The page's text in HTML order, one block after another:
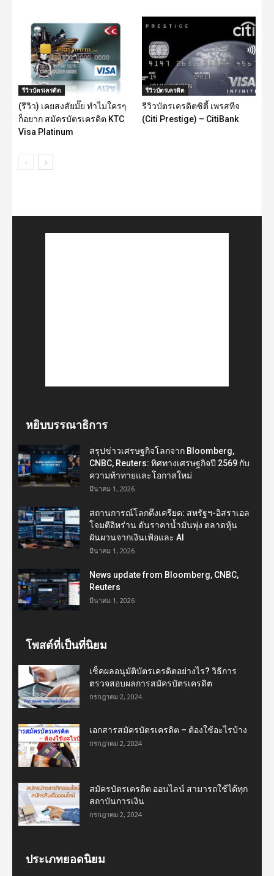
รีวิวบัตรเครดิต
(รีวิว) เคยสงสัยมั๊ย ทำไมใครๆ
ก็อยาก สมัครบัตรเครดิต KTC
Visa Platinum
รีวิวบัตรเครดิต
รีวิวบัตรเครดิตซิตี้ เพรสทีจ
(Citi Prestige) – CitiBank
หยิบบรรณาธิการ
สรุปข่าวเศรษฐกิจโลกจาก Bloomberg,
CNBC, Reuters: ทิศทางเศรษฐกิจปี 2569 กับ
ความท้าทายและโอกาสใหม่
มีนาคม 1, 2026
สถานการณ์โลกตึงเครียด: สหรัฐฯ-อิสราเอล
โจมตีอิหร่าน ดันราคาน้ำมันพุ่ง ตลาดหุ้น
ผันผวนจากเงินเฟ้อและ AI
มีนาคม 1, 2026
News update from Bloomberg, CNBC,
Reuters
มีนาคม 1, 2026
โพสต์ที่เป็นที่นิยม
เช็คผลอนุมัติบัตรเครดิตอย่างไร? วิธีการ
ตรวจสอบผลการสมัครบัตรเครดิต
กรกฎาคม 2, 2024
เอกสารสมัครบัตรเครดิต – ต้องใช้อะไรบ้าง
กรกฎาคม 2, 2024
สมัครบัตรเครดิต ออนไลน์ สามารถใช้ได้ทุก
สถาบันการเงิน
กรกฎาคม 2, 2024
ประเภทยอดนิยม